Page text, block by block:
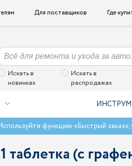
Для поставщиков Где
Искать в
новинках
Искать в
распродажах
функцию «Быстрый
таблетка (с